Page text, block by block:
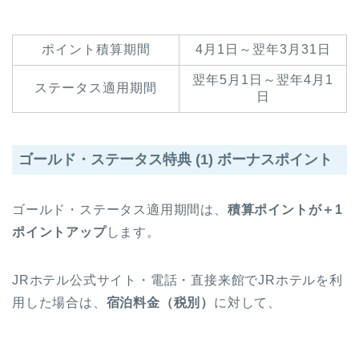
ポイント積算期間 4月1日～翌年3月31日
ステータス適用期間
翌年5月1日～翌年4月1
日
ゴールド・ステータス特典 (1) ボーナスポイント
ゴールド・ステータス適用期間は、 積算ポイントが＋1
ポイントアップします。
JRホテル公式サイト・電話・直接来館でJRホテルを利
用した場合は、 宿泊料金（税別） に対して、